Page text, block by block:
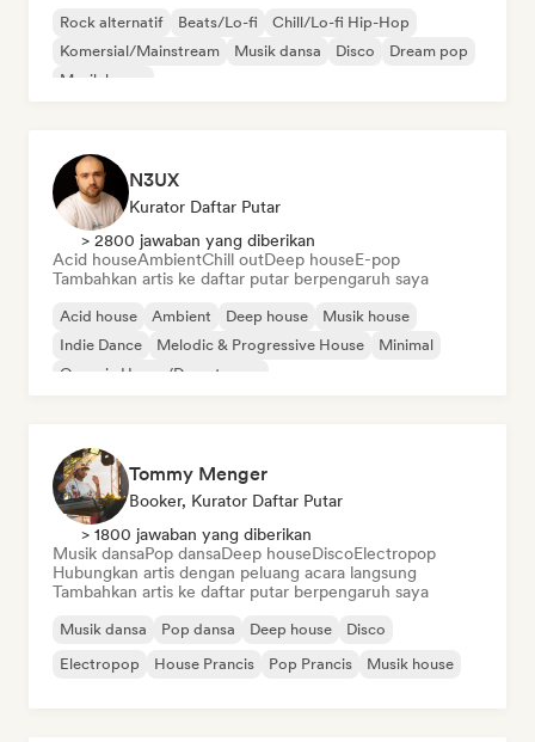
Rock alternatif Beats/Lo-fi
Chill/Lo-fi Hip-Hop
Komersial/Mainstream
Musik dansa Disco
Dream pop
Musik house
N3UX
Kurator Daftar Putar
> 2800 jawaban yang diberikan
Acid houseAmbientChill outDeep houseE-pop
Tambahkan artis ke daftar putar berpengaruh saya
Acid house Ambient Deep house
Musik house
Indie Dance
Melodic & Progressive House
Minimal
Organic House/Downtempo
Tommy Menger
Booker, Kurator Daftar Putar
> 1800 jawaban yang diberikan
Musik dansaPop dansaDeep houseDiscoElectropop
Hubungkan artis dengan peluang acara langsung
Tambahkan artis ke daftar putar berpengaruh saya
Musik dansa Pop dansa Deep house
Disco
Electropop
House Prancis Pop Prancis Musik house